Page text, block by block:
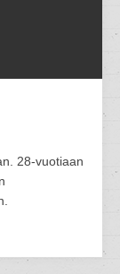
28-vuotiaan